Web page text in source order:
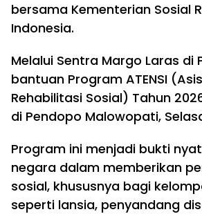
bersama Kementerian Sosial
Indonesia.
Melalui Sentra Margo Laras di
bantuan Program ATENSI
Rehabilitasi Sosial) Tahun
di Pendopo Malowopati,
Program ini menjadi bukti
negara dalam memberikan
sosial, khususnya bagi
seperti lansia, penyandang